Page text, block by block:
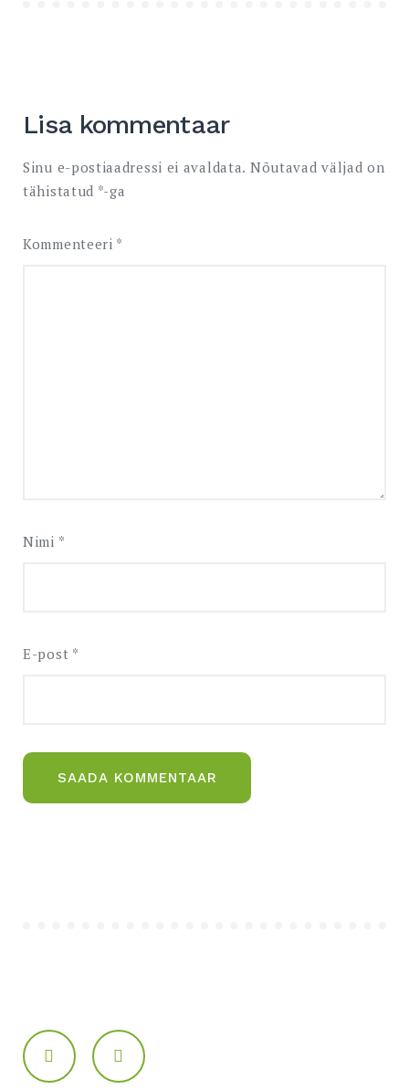
Lisa kommentaar
Sinu e-postiaadressi ei avaldata. Nõutavad väljad on
tähistatud *-ga
Kommenteeri *
Nimi *
E-post *